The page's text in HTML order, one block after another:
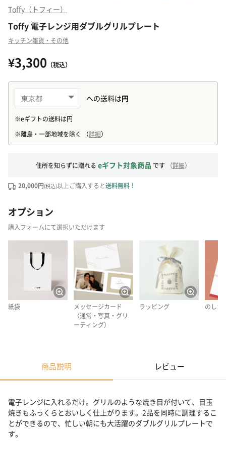
Toffy（トフィー）
Toffy 電子レンジ用ダブルグリルプレート
キッチン雑貨・その他
¥3,300 （税込）
住所を知らずに贈れる eギフト対象商品 です （詳細）
20,000円(税込)以上ご購入すると送料無料！
オプション
購入フォームにて選択いただけます
紙袋
メッセージカード
（通常・写真・グリ
ーティング）
ラッピング のしカ
商品説明 レビュー
電子レンジに入れるだけ。グリルのような焼き目が付いて、目玉
焼きもふっくらとおいしく仕上がります。2品を同時に調理するこ
とができるので、忙しい朝にも大活躍のダブルグリルプレートで
す。